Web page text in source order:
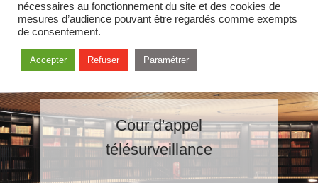
Cour d'appel
télésurveillance
nécessaires au fonctionnement du site et des cookies de
mesures d’audience pouvant être regardés comme exempts
de consentement.
Accepter Refuser Paramétrer